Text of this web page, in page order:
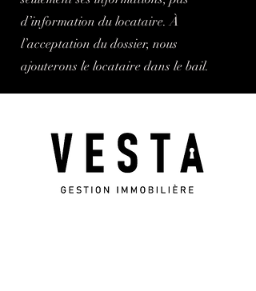
d’information du locataire. À
l’acceptation du dossier, nous
ajouterons le locataire dans le bail.